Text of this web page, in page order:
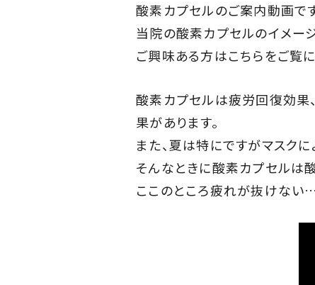
酸素カプセルのご案内動画です
当院の酸素カプセルのイメー
ご興味ある方はこちらをご覧に
酸素カプセルは疲労回復効果
果があります。
また、夏は特にですがマスク
そんなときに酸素カプセルは
ここのところ疲れが抜けない